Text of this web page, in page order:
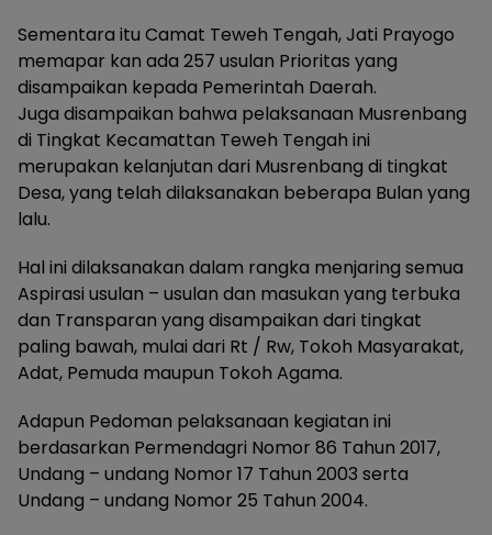
Sementara itu Camat Teweh Tengah, Jati Prayogo
memapar kan ada 257 usulan Prioritas yang
disampaikan kepada Pemerintah Daerah.
Juga disampaikan bahwa pelaksanaan Musrenbang
di Tingkat Kecamattan Teweh Tengah ini
merupakan kelanjutan dari Musrenbang di tingkat
Desa, yang telah dilaksanakan beberapa Bulan yang
lalu.
Hal ini dilaksanakan dalam rangka menjaring semua
Aspirasi usulan – usulan dan masukan yang terbuka
dan Transparan yang disampaikan dari tingkat
paling bawah, mulai dari Rt / Rw, Tokoh Masyarakat,
Adat, Pemuda maupun Tokoh Agama.
Adapun Pedoman pelaksanaan kegiatan ini
berdasarkan Permendagri Nomor 86 Tahun 2017,
Undang – undang Nomor 17 Tahun 2003 serta
Undang – undang Nomor 25 Tahun 2004.